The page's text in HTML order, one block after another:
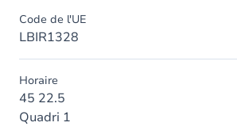
Code de l'UE
LBIR1328
Horaire
45 22.5
Quadri 1